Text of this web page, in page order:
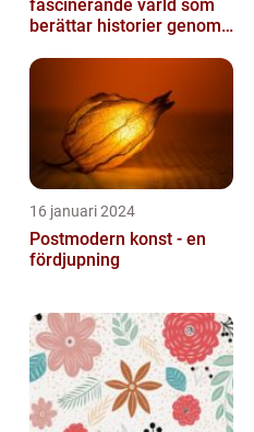
fascinerande värld som
berättar historier genom
16 januari 2024
Postmodern konst - en
fördjupning